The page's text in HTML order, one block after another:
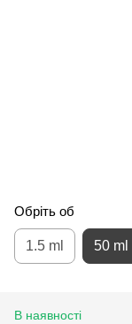
Обріть об
1.5 ml 50 ml
В наявності